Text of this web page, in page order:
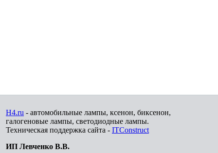
H4.ru - автомобильные лампы, ксенон, биксенон,
галогеновые лампы, светодиодные лампы.
Техническая поддержка сайта - ITConstruct
ИП Левченко В.В.